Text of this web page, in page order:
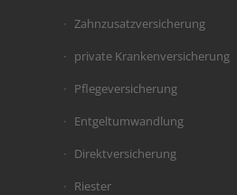
Zahnzusatzversicherung
private Krankenversicherung
Pflegeversicherung
Entgeltumwandlung
Direktversicherung
Riester